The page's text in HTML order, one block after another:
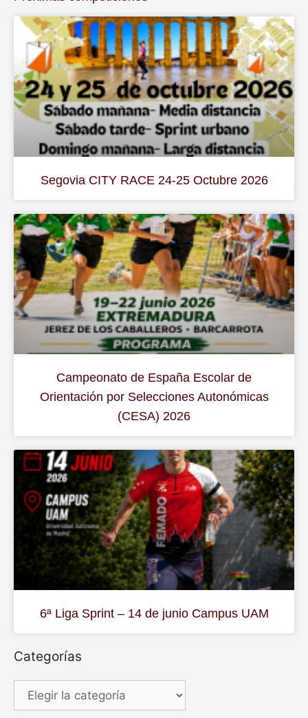
Segovia CITY RACE 24-25 Octubre 2026
Campeonato de España Escolar de
Orientación por Selecciones Autonómicas
(CESA) 2026
6ª Liga Sprint – 14 de junio Campus UAM
Categorías